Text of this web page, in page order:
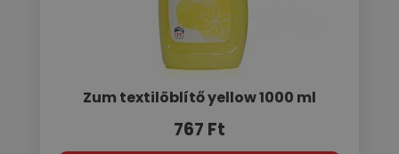
Zum textilöblítő yellow 1000 ml
767 Ft